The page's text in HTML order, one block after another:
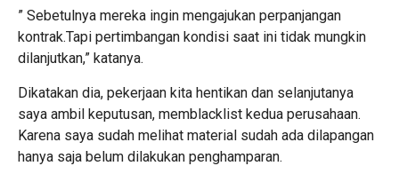
” Sebetulnya mereka ingin mengajukan perpanjangan
kontrak.Tapi pertimbangan kondisi saat ini tidak mungkin
dilanjutkan,” katanya.
Dikatakan dia, pekerjaan kita hentikan dan selanjutanya
saya ambil keputusan, memblacklist kedua perusahaan.
Karena saya sudah melihat material sudah ada dilapangan
hanya saja belum dilakukan penghamparan.